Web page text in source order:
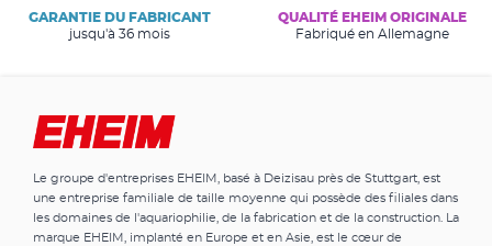
GARANTIE DU FABRICANT
jusqu'à 36 mois
QUALITÉ EHEIM ORIGINALE
Fabriqué en Allemagne
Le groupe d'entreprises EHEIM, basé à Deizisau près de Stuttgart, est
une entreprise familiale de taille moyenne qui possède des filiales dans
les domaines de l'aquariophilie, de la fabrication et de la construction. La
marque EHEIM, implanté en Europe et en Asie, est le cœur de